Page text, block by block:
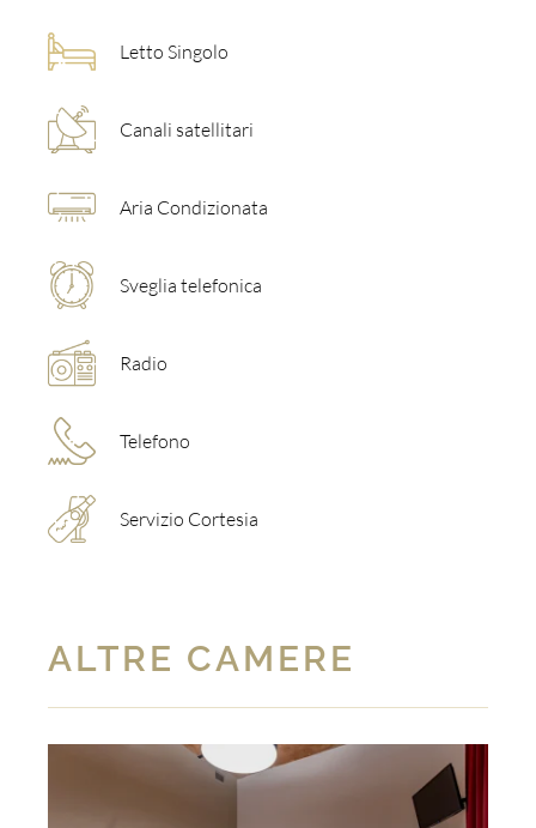
Letto Singolo
Canali satellitari
Aria Condizionata
Sveglia telefonica
Radio
Telefono
Servizio Cortesia
ALTRE CAMERE